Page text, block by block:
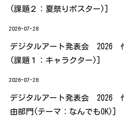
(課題２：夏祭りポスター)]
2026-07-28
デジタルアート発表会 2026
(課題１：キャラクター)]
2026-07-28
デジタルアート発表会 2026
由部門(テーマ：なんでもOK)]